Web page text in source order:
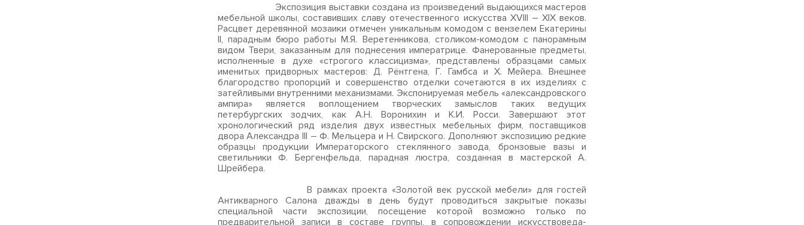
Экспозиция выставки создана из произведений выдающихся мастеров
мебельной школы, составивших славу отечественного искусства XVIII – XIX веков.
Расцвет деревянной мозаики отмечен уникальным комодом с вензелем Екатерины
II, парадным бюро работы М.Я. Веретенникова, столиком-комодом с панорамным
видом Твери, заказанным для поднесения императрице. Фанерованные предметы,
исполненные в духе «строгого классицизма», представлены образцами самых
именитых придворных мастеров: Д. Рёнтгена, Г. Гамбса и Х. Мейера. Внешнее
благородство пропорций и совершенство отделки сочетаются в их изделиях с
затейливыми внутренними механизмами. Экспонируемая мебель «александровского
ампира» является воплощением творческих замыслов таких ведущих
петербургских зодчих, как А.Н. Воронихин и К.И. Росси. Завершают этот
хронологический ряд изделия двух известных мебельных фирм, поставщиков
двора Александра III – Ф. Мельцера и Н. Свирского. Дополняют экспозицию редкие
образцы продукции Императорского стеклянного завода, бронзовые вазы и
светильники Ф. Бергенфельда, парадная люстра, созданная в мастерской А.
Шрейбера.
В рамках проекта «Золотой век русской мебели» для гостей
Антикварного Салона дважды в день будут проводиться закрытые показы
специальной части экспозиции, посещение которой возможно только по
предварительной записи в составе группы, в сопровождении искусствоведа-